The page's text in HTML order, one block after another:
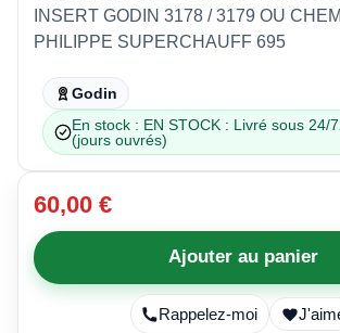
INSERT GODIN 3178 / 3179 OU
PHILIPPE SUPERCHAUFF 695
Godin
En stock : EN STOCK : Livré sous 24/
(jours ouvrés)
60,00 €
Ajouter au panier
Rappelez-moi